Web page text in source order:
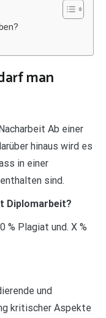
man
Ab einer
hinaus wird es
in einer
sind.
Diplomarbeit?
Plagiat und. X %
und
kritischer Aspekte